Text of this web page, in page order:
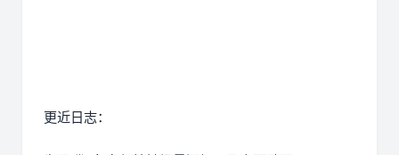
更近日志：